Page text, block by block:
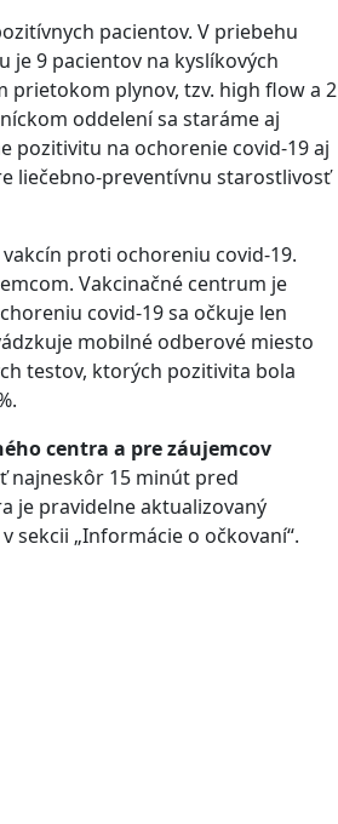
pacientov. V priebehu
je 9 pacientov na kyslíkových
prietokom plynov, tzv. high flow a 2
oddelení sa staráme aj
pozitivitu na ochorenie covid-19 aj
liečebno-preventívnu starostlivosť
proti ochoreniu covid-19.
Vakcinačné centrum je
covid-19 sa očkuje len
mobilné odberové miesto
testov, ktorých pozitivita bola
centra a pre záujemcov
najneskôr 15 minút pred
je pravidelne aktualizovaný
sekcii „Informácie o očkovaní“.